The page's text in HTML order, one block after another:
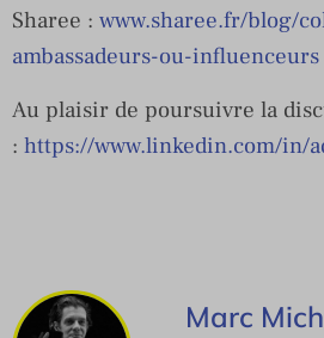
Sharee : www.sharee.fr/blog/
ambassadeurs-ou-influenceurs
Au plaisir de poursuivre la
: https://www.linkedin.com/in/
Marc